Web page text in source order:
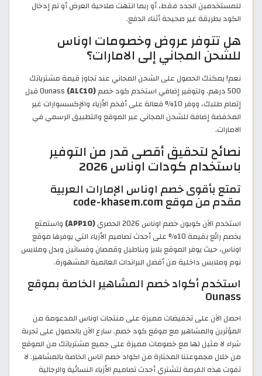
للمستخدمين الجدد فقط، أو ربما انتهت صلاحية العرض أو تم إدخال
الكود بطريقة غير صحيحة أثناء الدفع.
هل تتوفر عروض وخصومات اوناس
للشحن المجاني إلى الامارات؟
نعم! يمكنك الحصول على الشحن المجاني عند تجاوز قيمة مشترياتك
500 درهم. ولتوفير إضافي استخدم كود خصم Ounass
(ALC10)
قبل
إتمام طلبك، ووفر 10% فعالة على أفخم الأزياء والإكسسوارات غير
المخفضة إضافة للشحن المجاني عبر الموقع والتطبيق الرسمي في
الامارات.
نصائح لتحقيق أقصى قدر من التوفير
باستخدام كودات اوناس 2026
تمتع بأقوى خصم اوناس الإمارات العربية
مقدم من موقع code-khasem.com
استخدم الآن كوبون خصم اوناس 2026 الحصري (APP10)
واستمتع
بخصم رائع بقيمة 10% على أحدث تصاميم الأزياء التي يوفرها موقع
اوناس، حيث يوفر الموقع بلايز وبناطيل وقمصان وفساتين وبدل وملابس
نوم وملابس داخلية من أفضل البراندات العالمية المشهورة.
استخدم أكواد خصم المشاهير الخاصة بموقع
Ounass
احصل الآن على تخفيضات مميزة على منتجات اوناس المدعومة من
المؤثرين والمشاهير مع موقع كود خصم. سارع الآن بالحصول على تجربة
شراء لا مثيل لها مع خصومات مميزة على جميع مشترياتك من الموقع
من خلال مجموعتنا المختارة من اكواد خصم اناس الخاصة بالمشاهير. لا
تفوت هذه الفرصة لتشتري أحدث تصاميم الأزياء النسائية والرجالية